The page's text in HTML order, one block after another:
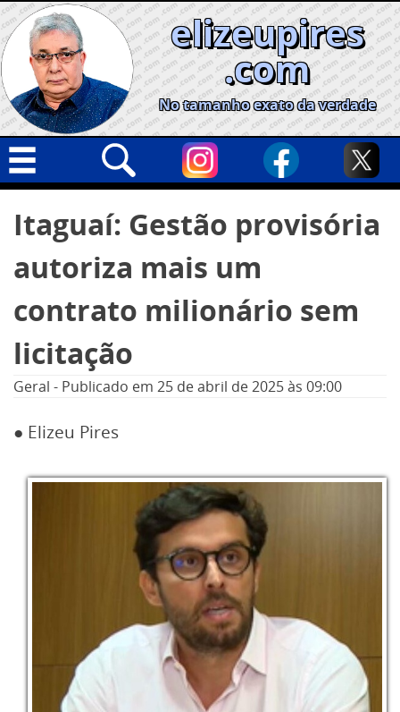
Skip
to
content
elizeupires
.com
No tamanho exato da verdade
Geral
Cidades
Opinião
Informe especial
por:
Itaguaí: Gestão provisória
autoriza mais um
contrato milionário sem
licitação
Geral - Publicado em 25 de abril de 2025às 09:00
● Elizeu Pires